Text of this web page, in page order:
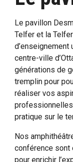
Le pavillon
Telfer et la
centre-ville
générations de
tremplin pour
réaliser vos
pratique sur le
Nos
conférence sont
pour enrichir